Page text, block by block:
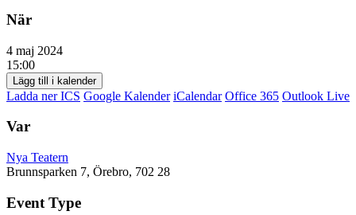
När
4 maj 2024
15:00
Lägg till i kalender
Ladda ner ICS Google Kalender iCalendar Office 365 Outlook Live
Var
Nya Teatern
Brunnsparken 7, Örebro, 702 28
Event Type